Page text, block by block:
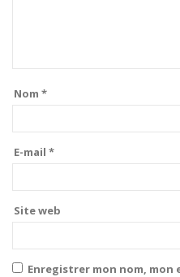
Nom *
E-mail *
Site web
Enregistrer mon nom, mon